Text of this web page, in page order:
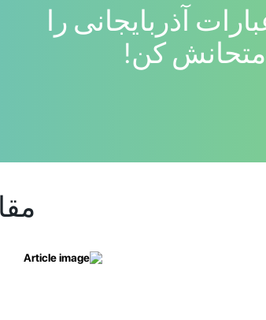
آذربایجانی را
امتحانش کن!